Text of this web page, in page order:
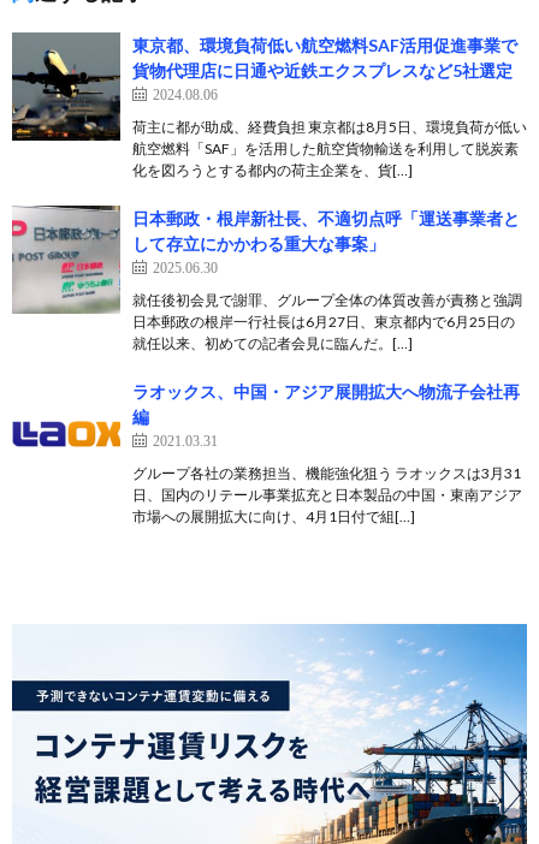
東京都、環境負荷低い航空燃料SAF活用促進事業で
貨物代理店に日通や近鉄エクスプレスなど5社選定
2024.08.06
荷主に都が助成、経費負担 東京都は8月5日、環境負荷が低い
航空燃料「SAF」を活用した航空貨物輸送を利用して脱炭素
化を図ろうとする都内の荷主企業を、貨[…]
日本郵政・根岸新社長、不適切点呼「運送事業者と
して存立にかかわる重大な事案」
2025.06.30
就任後初会見で謝罪、グループ全体の体質改善が責務と強調
日本郵政の根岸一行社長は6月27日、東京都内で6月25日の
就任以来、初めての記者会見に臨んだ。[…]
ラオックス、中国・アジア展開拡大へ物流子会社再
編
2021.03.31
グループ各社の業務担当、機能強化狙う ラオックスは3月31
日、国内のリテール事業拡充と日本製品の中国・東南アジア
市場への展開拡大に向け、4月1日付で組[…]